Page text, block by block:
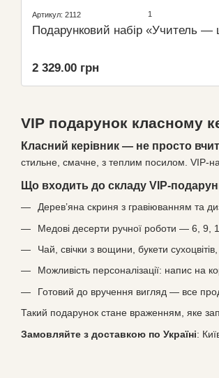
VIP подарунок класному
Класний керівник — не просто
стильне, смачне, з теплим посилом. VIP-
Що входить до складу VIP-
Дерев’яна скриня з гравіюванням та
Медові десерти ручної роботи — 6, 9,
Чай, свічки з вощини, букети
Можливість персоналізації: напис на
Готовий до вручення вигляд — все
Такий подарунок стане враженням, яке
Замовляйте з доставкою по Україні:
Артикул: 2112 1
Подарунковий набір «Учитель —
2 329.00 грн